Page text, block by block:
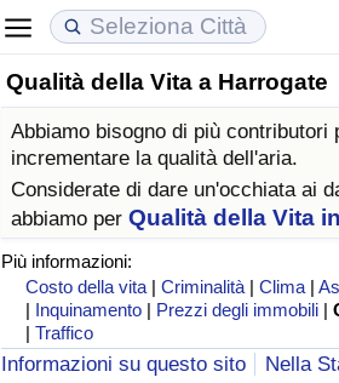
Qualità della Vita a Harrogate
Abbiamo bisogno di più contributori
incrementare la qualità dell'aria.
Considerate di dare un'occhiata ai
abbiamo per Qualità della Vita
Più informazioni:
Costo della vita |Criminalità |Clima |
| Inquinamento | Prezzi degli immobili |
|Traffico
Informazioni su questo sito
Nella
Costo della vita
Indice Del Costo Della Vita
Indice Del Costo Della Vita
Indice del Costo della Vita per
ad Aqaba
Prezzi degli immobili
Indice del Prezzo delle Case
Indice del Prezzo delle Case
Indice del Prezzo delle Case per
Qualità della Vita
Indice della Qualità della Vita
Indice della Qualità della Vita
Indice della qualità della vita per
Criminalità